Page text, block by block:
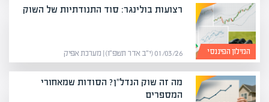
המילון הפיננסי
רצועות בולינגר: סוד התנודתיות של השוק
01/03/26 (י״ב אדר תשפ״ו) | מערכת אפיק
מה זה שוק הנדל"ן? הסודות שמאחורי
המספרים